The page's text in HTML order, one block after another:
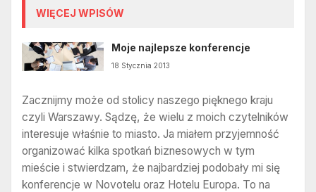
WIĘCEJ WPISÓW
Moje najlepsze konferencje
18 Stycznia 2013
Zacznijmy może od stolicy naszego pięknego kraju
czyli Warszawy. Sądzę, że wielu z moich czytelników
interesuje właśnie to miasto. Ja miałem przyjemność
organizować kilka spotkań biznesowych w tym
mieście i stwierdzam, że najbardziej podobały mi się
konferencje w Novotelu oraz Hotelu Europa. To na